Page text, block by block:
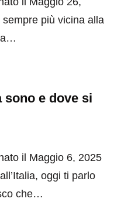
più vicina alla
sono e dove si
il Maggio 6, 2025
oggi ti parlo
che…